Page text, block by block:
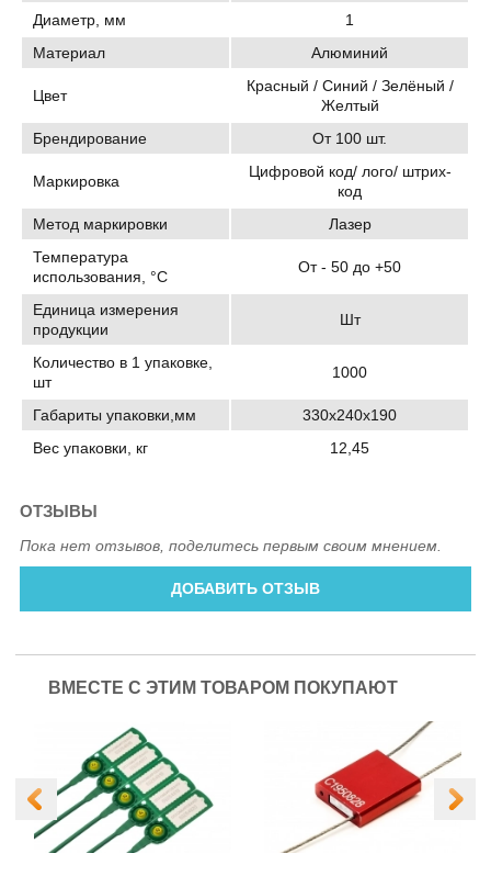
Диаметр, мм
1
Материал
Алюминий
Цвет
Красный / Синий / Зелёный /
Желтый
Брендирование
От 100 шт.
Маркировка
Цифровой код/ лого/ штрих-
код
Метод маркировки
Лазер
Температура
использования, °C
От - 50 до +50
Единица измерения
продукции
Шт
Количество в 1 упаковке,
шт
1000
Габариты упаковки,мм
330х240х190
Вес упаковки, кг
12,45
ОТЗЫВЫ
Пока нет отзывов, поделитесь первым своим мнением.
ДОБАВИТЬ ОТЗЫВ
ВМЕСТЕ С ЭТИМ ТОВАРОМ ПОКУПАЮТ